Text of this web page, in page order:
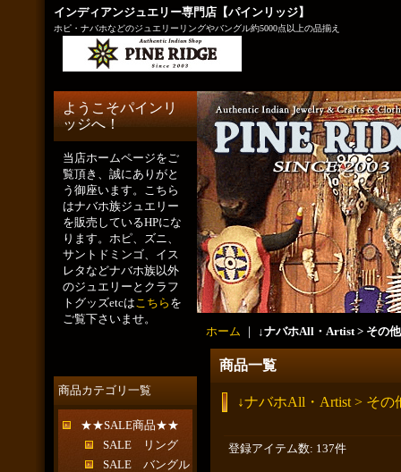
インディアンジュエリー専門店【パインリッジ】
ホピ・ナバホなどのジュエリーリングやバングル約5000点以上の品揃え
ようこそパインリ
ッジへ！
当店ホームページをご
覧頂き、誠にありがと
う御座います。こちら
はナバホ族ジュエリー
を販売しているHPにな
ります。ホピ、ズニ、
サントドミンゴ、イス
レタなどナバホ族以外
のジュエリーとクラフ
トグッズetcはこちら を
ご覧下さいませ。
商品カテゴリ一覧
★★SALE商品★★
SALE リング
SALE バングル
ホーム ｜ ↓ナバホAll・Artist > その他
商品一覧
↓ナバホAll・Artist > その
登録アイテム数: 137件